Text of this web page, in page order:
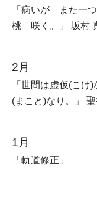
「病いが また一
桃 咲く。」 坂村
2月
「世間は虚仮(こけ
(まこと)なり。」
1月
「軌道修正」